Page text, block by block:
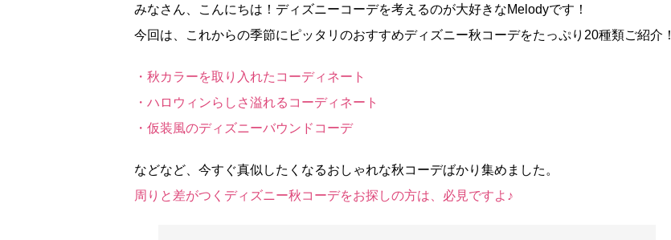
みなさん、こんにちは！ディズニーコーデを考えるのが大好きなMelodyです！
今回は、これからの季節にピッタリのおすすめディズニー秋コーデをたっぷり20種類ご紹介！
・秋カラーを取り入れたコーディネート
・ハロウィンらしさ溢れるコーディネート
・仮装風のディズニーバウンドコーデ
などなど、今すぐ真似したくなるおしゃれな秋コーデばかり集めました。
周りと差がつくディズニー秋コーデをお探しの方は、必見ですよ♪